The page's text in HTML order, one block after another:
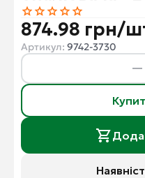
874.98 грн/
Артикул: 9742-3730